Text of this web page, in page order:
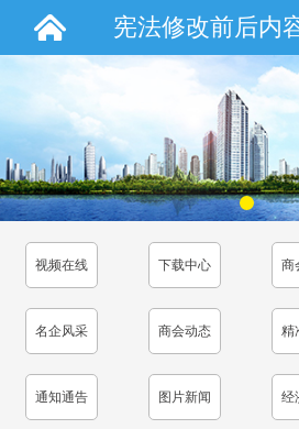
宪法修改前后内
视频在线 下载中心 商
名企风采 商会动态 精
通知通告 图片新闻 经